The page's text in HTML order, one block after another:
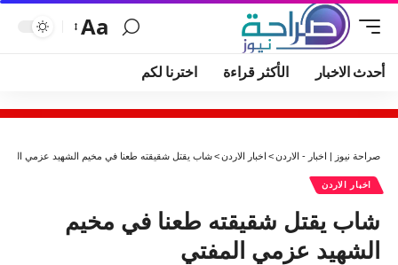
Aa
أحدث الاخبار الأكثر قراءة اخترنا لكم
صراحة نيوز | اخبار - الاردن> اخبار الاردن>شاب يقتل شقيقته طعنا في مخيم الشهيد عزمي
اخبار الاردن
شاب يقتل شقيقته طعنا في مخيم
الشهيد عزمي المفتي